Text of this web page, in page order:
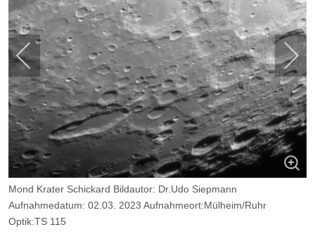
Mond Krater Schickard Bildautor: Dr.Udo Siepmann
Aufnahmedatum: 02.03. 2023 Aufnahmeort:Mülheim/Ruhr
Optik:TS 115